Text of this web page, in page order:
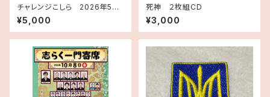
チャレンジこしら 2026年5月
分作品
¥5,000
死神 ２枚組CD
¥3,000